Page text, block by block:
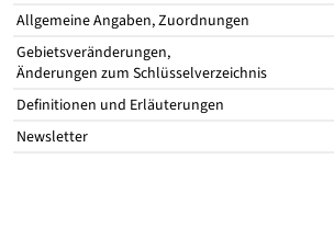
Allgemeine Angaben, Zuordnungen
Gebietsveränderungen,
Änderungen zum Schlüsselverzeichnis
Definitionen und Erläuterungen
Newsletter